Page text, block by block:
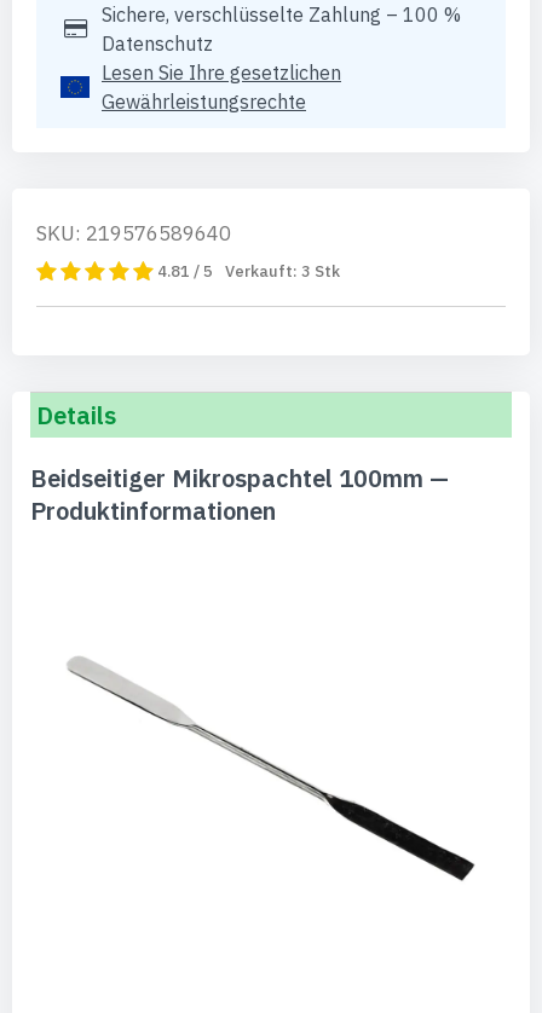
Sichere, verschlüsselte Zahlung – 100 %
Datenschutz
Lesen Sie Ihre gesetzlichen
Gewährleistungsrechte
SKU: 219576589640
4.81 / 5 Verkauft: 3 Stk
Details
Beidseitiger Mikrospachtel 100mm —
Produktinformationen